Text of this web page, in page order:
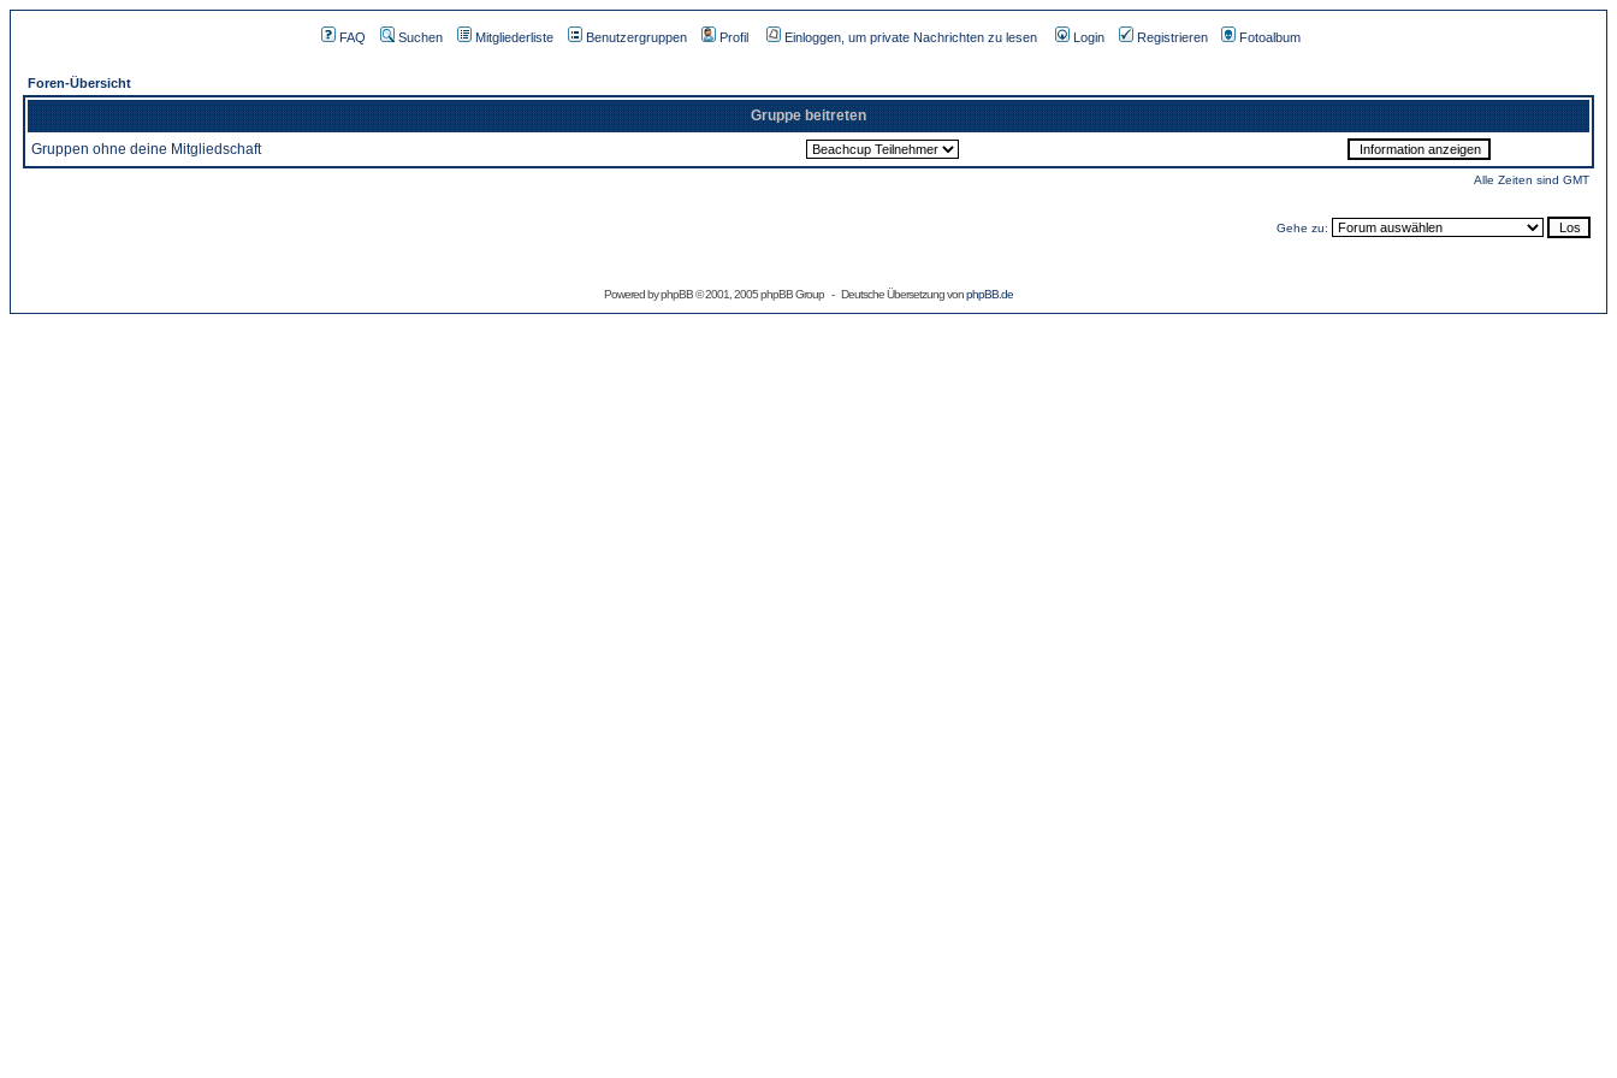
FAQ Suchen Mitgliederliste Benutzergruppen Profil Einloggen, um private Nachrichten zu lesen Login Registrieren Fotoalbum
Foren-Übersicht
Gruppe beitreten
Gruppen ohne deine Mitgliedschaft
Alle Zeiten sind GMT
Gehe zu:
Powered byphpBB© 2001, 2005 phpBB Group - Deutsche Übersetzung vonphpBB.de